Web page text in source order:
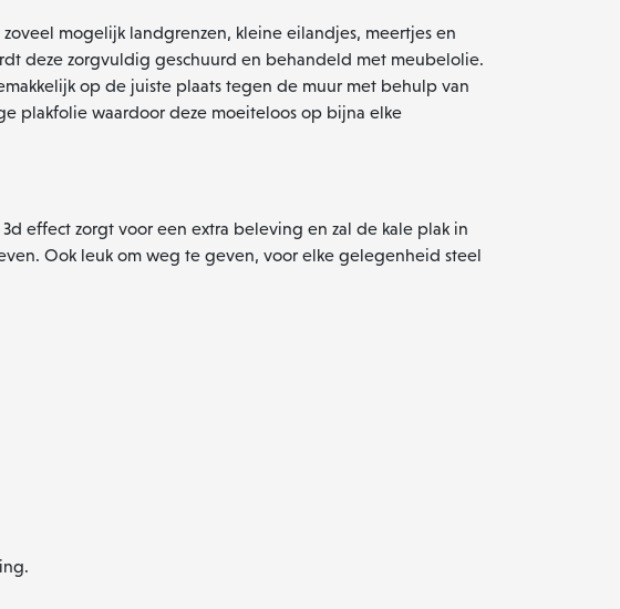
mogelijk landgrenzen, kleine eilandjes, meertjes en
deze zorgvuldig geschuurd en behandeld met meubelolie.
op de juiste plaats tegen de muur met behulp van
plakfolie waardoor deze moeiteloos op bijna elke
effect zorgt voor een extra beleving en zal de kale plak in
Ook leuk om weg te geven, voor elke gelegenheid steel